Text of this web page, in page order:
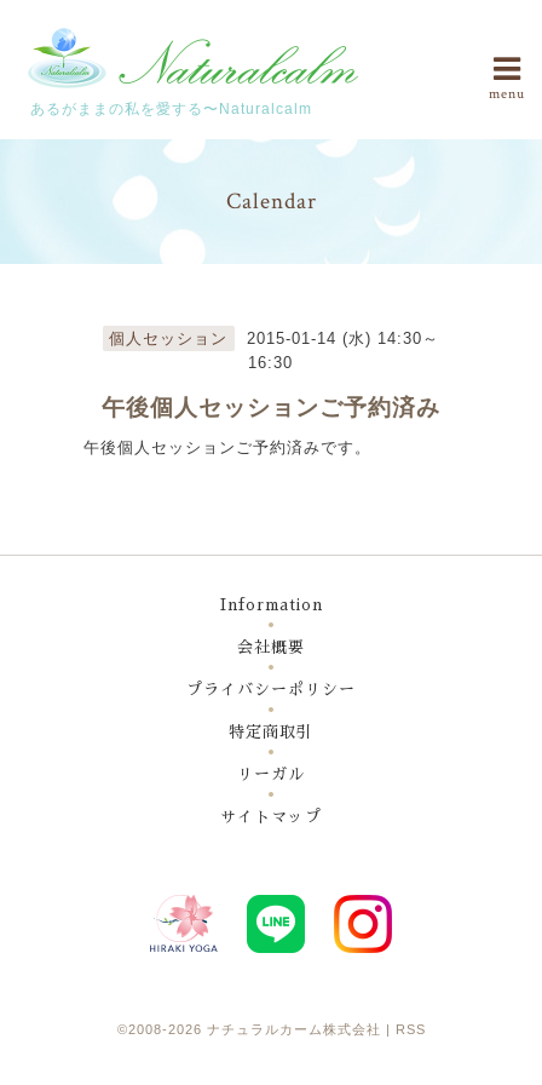
あるがままの私を愛する〜Naturalcalm
menu
Calendar
個人セッション
2015-01-14 (水) 14:30～
16:30
午後個人セッションご予約済み
午後個人セッションご予約済みです。
Information
会社概要
プライバシーポリシー
特定商取引
リーガル
サイトマップ
©2008-2026 ナチュラルカーム株式会社 RSS